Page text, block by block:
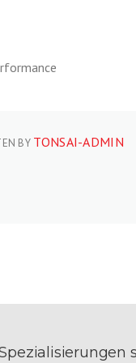
BY TONSAI-ADMIN